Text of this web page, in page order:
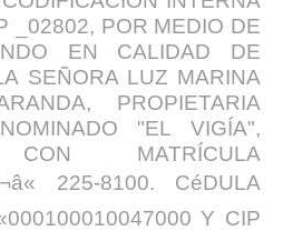
_02802, POR MEDIO DE
EN CALIDAD DE
SEÑORA LUZ MARINA
PROPIETARIA
"EL VIGÍA",
CON MATRÍCULA
225-8100. CéDULA
Y CIP